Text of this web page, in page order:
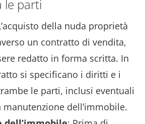
le parti
della nuda proprietà
un contratto di vendita,
redatto in forma scritta. In
si specificano i diritti e i
le parti, inclusi eventuali
dell’immobile.